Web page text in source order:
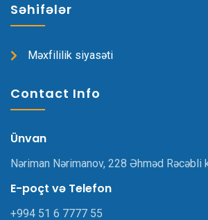
Səhifələr
Məxfililik siyasəti
Contact Info
Ünvan
Nəriman Nərimanov, 228 Əhməd Rəcəbli
E-poçt və Telefon
+994 51 6 7777 55